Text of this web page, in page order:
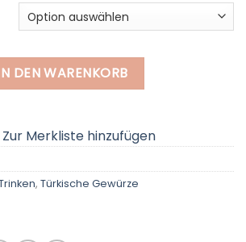
Menge
DEN WARENKORB
Zur Merkliste hinzufügen
, Türkische Gewürze